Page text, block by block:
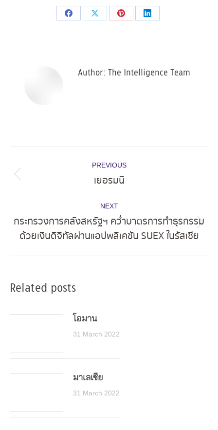
Share
Share
Share
Share
Author: The Intelligence Team
navigation
PREVIOUS
Previous
เยอรมนี
NEXT
post:
กระทรวงการคลังสหรัฐฯ คว่ำบาตรการทำธุรกรรม
ด้วยเงินดิจิทัลผ่านแอปพลิเคชัน SUEX ในรัสเซีย
Related posts
โอมาน
31 March 2022
มาเลเซีย
31 March 2022